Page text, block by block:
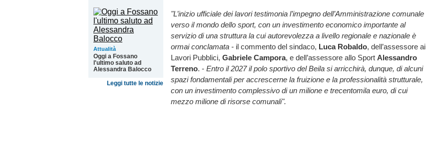
Attualità
Oggi a Fossano
l'ultimo saluto ad
Alessandra Balocco
Leggi tutte le notizie
"L’inizio ufficiale dei lavori testimonia l’impegno dell’Amministrazione comunale
verso il mondo dello sport, con un investimento economico importante al
servizio di una struttura la cui autorevolezza a livello regionale e nazionale è
ormai conclamata - il commento del sindaco, Luca Robaldo, dell’assessore ai
Lavori Pubblici, Gabriele Campora, e dell’assessore allo Sport Alessandro
Terreno. - Entro il 2027 il polo sportivo del Beila si arricchirà, dunque, di alcuni
spazi fondamentali per accrescerne la fruizione e la professionalità strutturale,
con un investimento complessivo di un milione e trecentomila euro, di cui
mezzo milione di risorse comunali".